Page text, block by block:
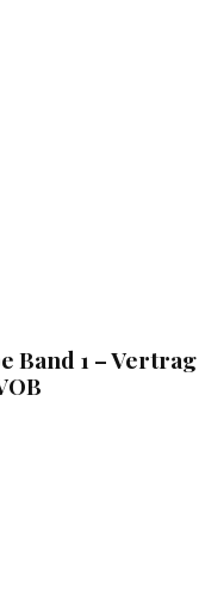
Band 1 – Vertrag